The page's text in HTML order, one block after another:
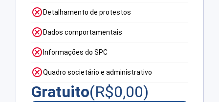
Detalhamento de protestos
Dados comportamentais
Informações do SPC
Quadro societário e administrativo
Gratuito(R$0,00)